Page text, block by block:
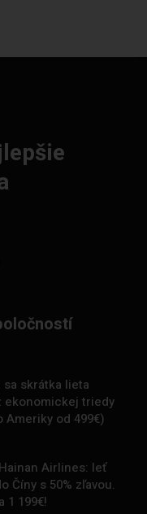
skrátka lieta
ekonomickej triedy
Ameriky od 499€)
Airlines: leť
Číny s 50% zľavou.
1 199€!